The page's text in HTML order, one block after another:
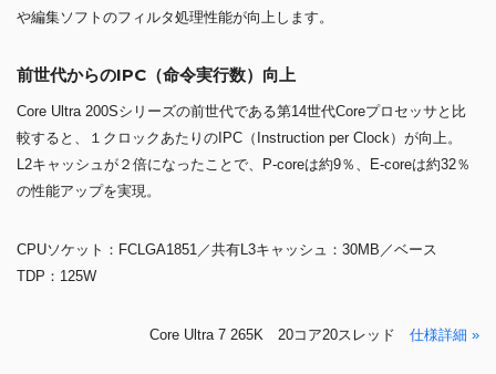
や編集ソフトのフィルタ処理性能が向上します。
前世代からのIPC（命令実行数）向上
Core Ultra 200Sシリーズの前世代である第14世代Coreプロセッサと比
較すると、１クロックあたりのIPC（Instruction per Clock）が向上。
L2キャッシュが２倍になったことで、P-coreは約9％、E-coreは約32％
の性能アップを実現。
CPUソケット：FCLGA1851／共有L3キャッシュ：30MB／ベース
TDP：125W
Core Ultra 7 265K 20コア20スレッド 仕様詳細 »